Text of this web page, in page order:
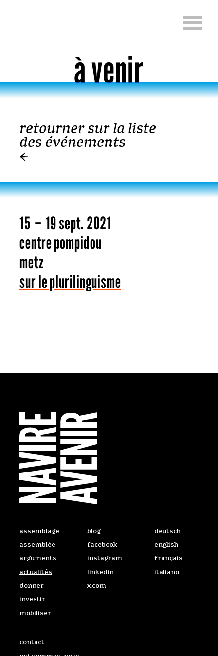
à venir
Aller directement au contenu
retourner sur la liste
des événements
←
15 – 19 sept. 2021
centre pompidou
metz
sur le plurilinguisme
Retourner à l’Accueil
assemblage
assemblée
arguments
actualités
donner
investir
mobiliser
Liens utiles
contact
Ailleurs sur le Web
blog
facebook
instagram
linkedin
x.com
Accéder au site
deutsch
english
français
italiano